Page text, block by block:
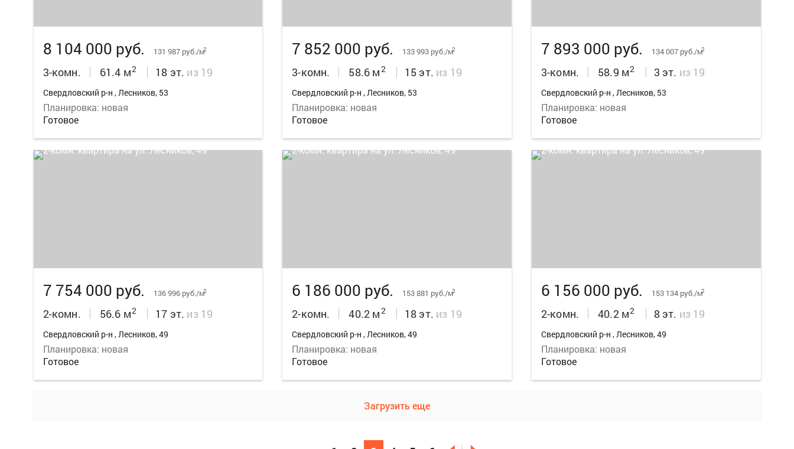
8 104 000 руб. 131 987 руб./м2
3-комн. 61.4 м2 18 эт. из 19
Свердловский р-н , Лесников, 53
Планировка: новая
Готовое
7 852 000 руб. 133 993 руб./м2
3-комн. 58.6 м2 15 эт. из 19
Свердловский р-н , Лесников, 53
Планировка: новая
Готовое
7 893 000 руб. 134 007 руб./м2
3-комн. 58.9 м2 3 эт. из 19
Свердловский р-н , Лесников, 53
Планировка: новая
Готовое
7 754 000 руб. 136 996 руб./м2
2-комн. 56.6 м2 17 эт. из 19
Свердловский р-н , Лесников, 49
Планировка: новая
Готовое
6 186 000 руб. 153 881 руб./м2
2-комн. 40.2 м2 18 эт. из 19
Свердловский р-н , Лесников, 49
Планировка: новая
Готовое
6 156 000 руб. 153 134 руб./м2
2-комн. 40.2 м2 8 эт. из 19
Свердловский р-н , Лесников, 49
Планировка: новая
Готовое
Загрузить еще